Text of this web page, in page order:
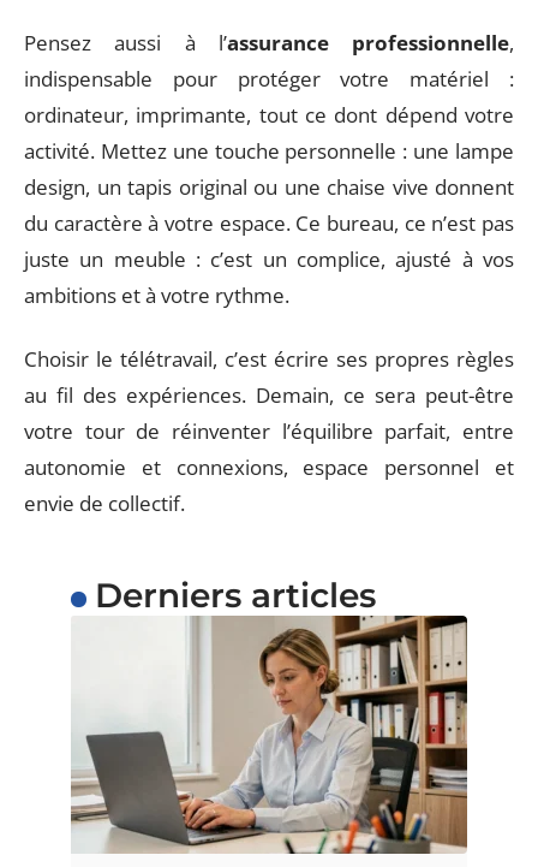
Pensez aussi à l’assurance professionnelle,
indispensable pour protéger votre matériel :
ordinateur, imprimante, tout ce dont dépend votre
activité. Mettez une touche personnelle : une lampe
design, un tapis original ou une chaise vive donnent
du caractère à votre espace. Ce bureau, ce n’est pas
juste un meuble : c’est un complice, ajusté à vos
ambitions et à votre rythme.
Choisir le télétravail, c’est écrire ses propres règles
au fil des expériences. Demain, ce sera peut-être
votre tour de réinventer l’équilibre parfait, entre
autonomie et connexions, espace personnel et
envie de collectif.
Derniers articles